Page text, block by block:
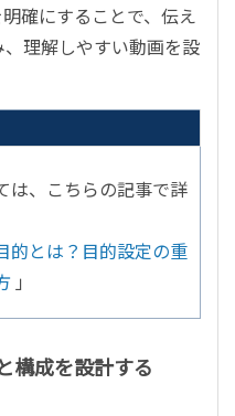
確にすることで、伝え
理解しやすい動画を設
は、こちらの記事で詳
的とは？目的設定の重
」
構成を設計する